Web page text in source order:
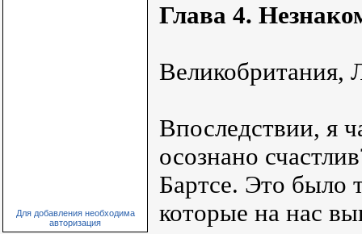
Для добавления необходима
авторизация
Глава 4.
Великобритания,
Впоследствии, я
осознано
Бартсе. Это было
которые на нас